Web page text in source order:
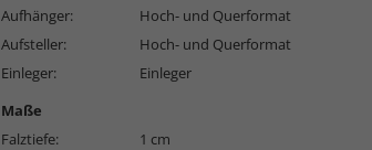
Aufhänger:
Hoch- und Querformat
Aufsteller:
Hoch- und Querformat
Einleger:
Einleger
Maße
Falztiefe:
1 cm